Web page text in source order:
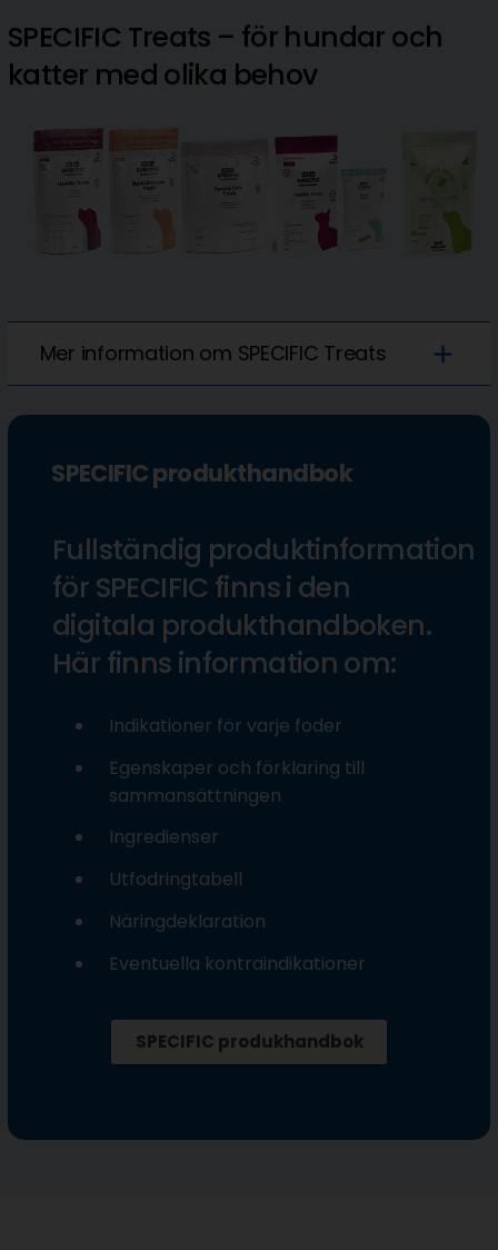
SPECIFIC Treats – för hundar och
katter med olika behov
Mer information om SPECIFIC Treats add
SPECIFIC produkthandbok
Fullständig produktinformation
för SPECIFIC finns i den
digitala produkthandboken.
Här finns information om:
Indikationer för varje foder
Egenskaper och förklaring till
sammansättningen
Ingredienser
Utfodringtabell
Näringdeklaration
Eventuella kontraindikationer
SPECIFIC produkhandbok